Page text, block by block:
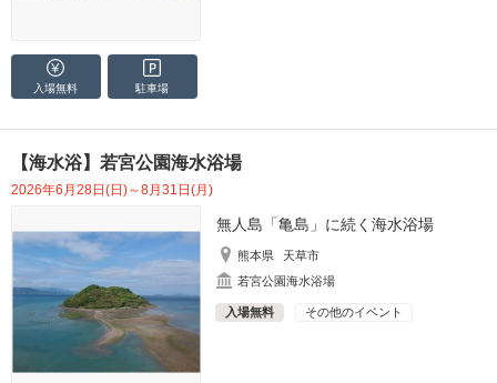
入場無料 駐車場
【海水浴】若宮公園海水浴場
2026年6月28日(日)～8月31日(月)
無人島「亀島」に続く海水浴場
熊本県
天草市
若宮公園海水浴場
入場無料 その他のイベント